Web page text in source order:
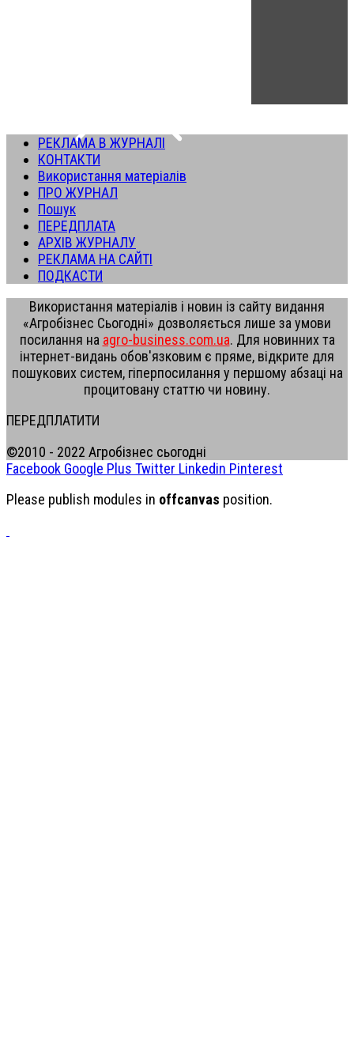
РЕКЛАМА В ЖУРНАЛІ
КОНТАКТИ
Використання матеріалів
ПРО ЖУРНАЛ
Пошук
ПЕРЕДПЛАТА
АРХІВ ЖУРНАЛУ
РЕКЛАМА НА САЙТІ
ПОДКАСТИ
Використання матеріалів і новин із сайту видання
«Агробізнес Сьогодні» дозволяється лише за умови
посилання на agro-business.com.ua. Для новинних та
інтернет-видань обов'язковим є пряме, відкрите для
пошукових систем, гіперпосилання у першому абзаці на
процитовану статтю чи новину.
ПЕРЕДПЛАТИТИ
©2010 - 2022 Агробізнес сьогодні
Facebook Google Plus Twitter Linkedin Pinterest
Please publish modules in offcanvas position.